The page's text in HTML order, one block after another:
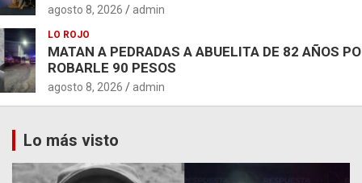
agosto 8, 2026 admin
LO ROJO
MATAN A PEDRADAS A ABUELITA DE 82 AÑOS
ROBARLE 90 PESOS
agosto 8, 2026 admin
Lo más visto